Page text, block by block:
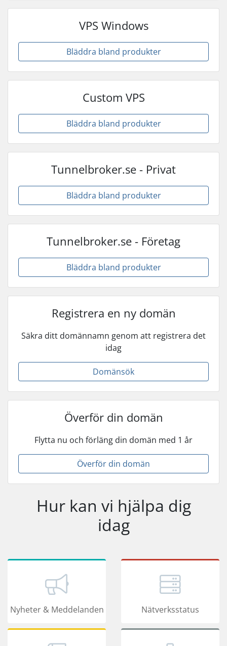
VPS Windows
Bläddra bland produkter
Custom VPS
Bläddra bland produkter
Tunnelbroker.se - Privat
Bläddra bland produkter
Tunnelbroker.se - Företag
Bläddra bland produkter
Registrera en ny domän
Säkra ditt domännamn genom att registrera det
idag
Domänsök
Överför din domän
Flytta nu och förläng din domän med 1 år
Överför din domän
Hur kan vi hjälpa dig
idag
Nyheter & Meddelanden Nätverksstatus